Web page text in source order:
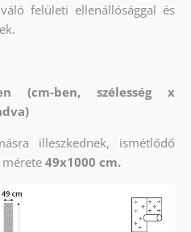
felületi ellenállósággal és
(cm-ben, szélesség x
illeszkednek, ismétlődő
49x1000 cm.